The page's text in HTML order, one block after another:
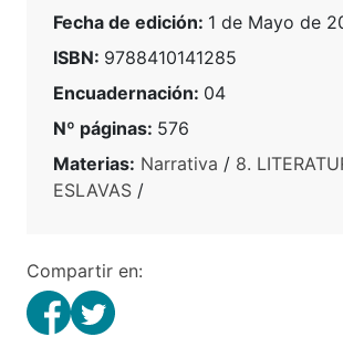
Fecha de edición: 1 de Mayo de
ISBN: 9788410141285
Encuadernación: 04
Nº páginas: 576
Materias: Narrativa / 8.
ESLAVAS /
Compartir en: